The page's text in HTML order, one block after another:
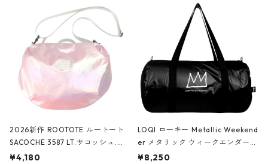
2026新作 ROOTOTE ルートート
SACOCHE 3587 LT.サコッシュ.ル
ミエ-B ショルダーバッグ グロスピ
¥4,180
LOQI ローキー Metallic Weekend
er メタリック ウィークエンダー
ボストンバッグ ショルダーバッグ
¥8,250